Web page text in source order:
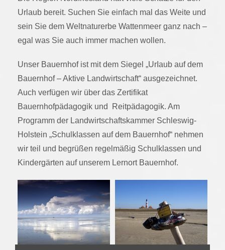
Urlaub bereit. Suchen Sie einfach mal das Weite und
sein Sie dem Weltnaturerbe Wattenmeer ganz nach –
egal was Sie auch immer machen wollen.
Unser Bauernhof ist mit dem Siegel „UrIaub auf dem
Bauernhof – Aktive Landwirtschaft“ ausgezeichnet.
Auch verfügen wir über das Zertifikat
Bauernhofpädagogik und Reitpädagogik. Am
Programm der Landwirtschaftskammer Schleswig-
Holstein „Schulklassen auf dem Bauernhof“ nehmen
wir teil und begrüßen regelmäßig Schulklassen und
Kindergärten auf unserem Lernort Bauernhof.